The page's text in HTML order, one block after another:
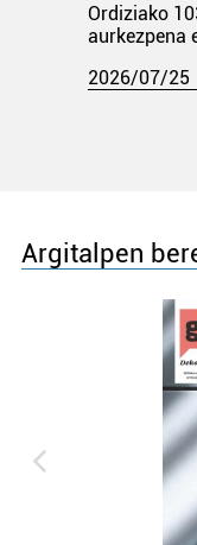
Ordiziako
aurkezpena
2026/07/25
Argitalpen